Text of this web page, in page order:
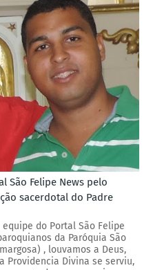
São Felipe News pelo
sacerdotal do Padre
do Portal São Felipe
da Paróquia São
, louvamos a Deus,
Providencia Divina se serviu,